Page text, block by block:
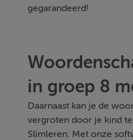
gegarandeerd!
in groep 8
Daarnaast kan je de
vergroten door je kind
Slimleren. Met onze